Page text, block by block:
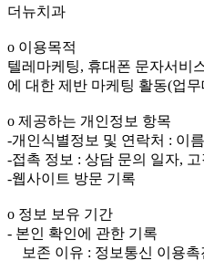
더뉴치과
ο 이용목적
텔레마케팅, 휴대폰 문자서비
에 대한 제반 마케팅 활동(업
ο 제공하는 개인정보 항목
-개인식별정보 및 연락처 : 이
-접촉 정보 : 상담 문의 일자,
-웹사이트 방문 기록
ο 정보 보유 기간
- 본인 확인에 관한 기록
보존 이유 : 정보통신 이용촉